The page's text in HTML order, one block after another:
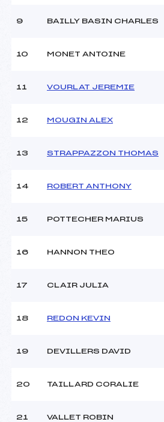
9 BAILLY BASIN CHARLES
10 MONET ANTOINE
11 VOURLAT JEREMIE
12 MOUGIN ALEX
13 STRAPPAZZON THOMAS
14 ROBERT ANTHONY
15 POTTECHER MARIUS
16 HANNON THEO
17 CLAIR JULIA
18 REDON KEVIN
19 DEVILLERS DAVID
20 TAILLARD CORALIE
21 VALLET ROBIN